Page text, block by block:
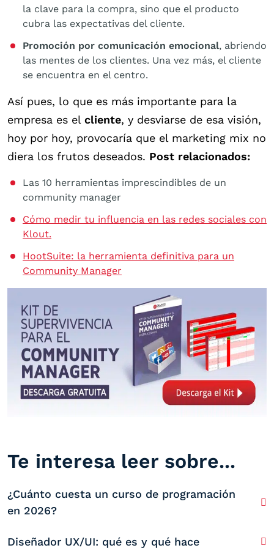
la clave para la compra, sino que el producto
cubra las expectativas del cliente.
Promoción por comunicación emocional, abriendo
las mentes de los clientes. Una vez más, el cliente
se encuentra en el centro.
Así pues, lo que es más importante para la
empresa es el cliente, y desviarse de esa visión,
hoy por hoy, provocaría que el marketing mix no
diera los frutos deseados. Post relacionados:
Las 10 herramientas imprescindibles de un
community manager
Cómo medir tu influencia en las redes sociales con
Klout.
HootSuite: la herramienta definitiva para un
Community Manager
Te interesa leer sobre...
¿Cuánto cuesta un curso de programación
en 2026?
Diseñador UX/UI: qué es y qué hace